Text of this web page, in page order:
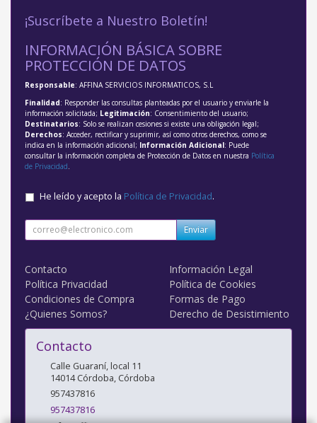
¡Suscríbete a Nuestro Boletín!
INFORMACIÓN BÁSICA SOBRE
PROTECCIÓN DE DATOS
Responsable: AFFINA SERVICIOS INFORMATICOS, S.L
Finalidad: Responder las consultas planteadas por el usuario y enviarle la
información solicitada; Legitimación: Consentimiento del usuario;
Destinatarios: Solo se realizan cesiones si existe una obligación legal;
Derechos: Acceder, rectificar y suprimir, así como otros derechos, como se
indica en la información adicional; Información Adicional: Puede
consultar la información completa de Protección de Datos en nuestra Política
de Privacidad
He leído y acepto la Política de Privacidad.
Enviar
Contacto
Información Legal
Política Privacidad
Política de Cookies
Condiciones de Compra
Formas de Pago
¿Quienes Somos?
Derecho de Desistimiento
Contacto
Calle Guaraní, local 11
14014 Córdoba, Córdoba
957437816
957437816